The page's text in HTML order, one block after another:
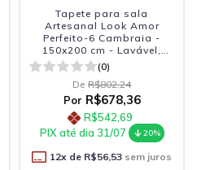
Tapete para sala
Artesanal Look Amor
Perfeito-6 Cambraia -
150x200 cm - Lavável,
Antiderrapante e Durável
(0)
De R$802,24
Por R$678,36
R$542,69
PIX até dia 31/07
20%
12x de R$56,53 sem juros